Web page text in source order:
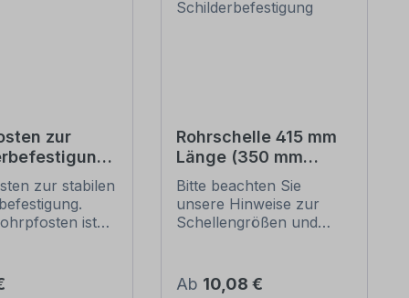
zur
/ Ø 60
zur stabilen
ist
Preis:
Rohrschelle 415 mm
Länge (350 mm
Lochung) zur
Schilderbefestigung
Bitte beachten Sie
unsere Hinweise zur
Schellengrößen und
(weiter unten).
Regulärer Preis:
Ab 10,08 €